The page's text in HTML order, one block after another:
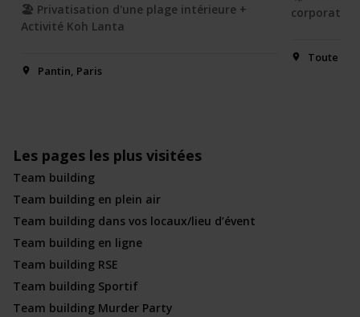
🏖️ Privatisation d'une plage intérieure +
Activité Koh Lanta
Pantin, Paris
corporate
Toute la
Les pages les plus visitées
Team building
Team building en plein air
Team building dans vos locaux/lieu d’évent
Team building en ligne
Team building RSE
Team building Sportif
Team building Murder Party